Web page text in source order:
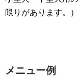
限りがあります。）
メニュー例